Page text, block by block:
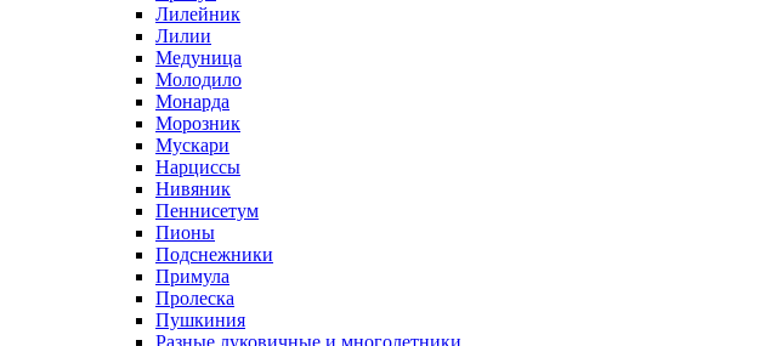
Лилейник
Лилии
Медуница
Молодило
Монарда
Морозник
Мускари
Нарциссы
Нивяник
Пеннисетум
Пионы
Подснежники
Примула
Пролеска
Пушкиния
Разные луковичные и многолетники